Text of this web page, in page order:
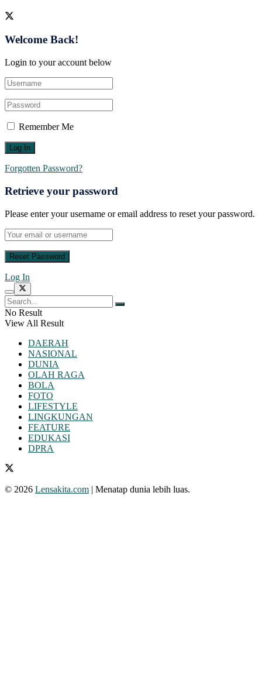
Welcome Back!
Login to your account below
Remember Me
Forgotten Password?
Retrieve your password
Please enter your username or email address to reset your password.
Log In
No Result
View All Result
DAERAH
NASIONAL
DUNIA
OLAH RAGA
BOLA
FOTO
LIFESTYLE
LINGKUNGAN
FEATURE
EDUKASI
DPRA
© 2026 Lensakita.com | Menatap dunia lebih luas.